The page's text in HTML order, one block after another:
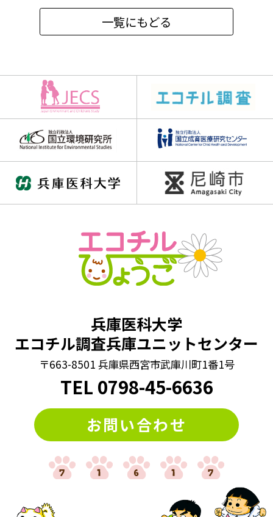
一覧にもどる
兵庫医科大学
エコチル調査兵庫ユニットセンター
〒663-8501 兵庫県西宮市武庫川町1番1号
TEL 0798-45-6636
お問い合わせ